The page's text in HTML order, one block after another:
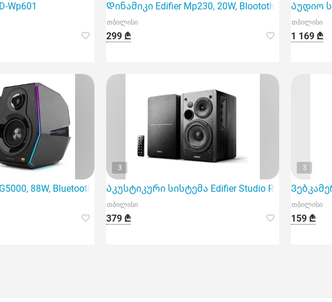
თანამედროვე ტექნოლოგიურ გადაწყვეტასა და
Wp601 Დინამიკი Edifier Mp230, 20W, Bloototh, USB, micro
თბილისი
299 ₾
Აუდიო
თბილისი
1 169 ₾
88W, Bluetooth, AUX, USB, Speaker, B
3
Აკუსტიკური სისტემა Edifier Studio R1280Db
თბილისი
379 ₾
3
თბილისი
159 ₾